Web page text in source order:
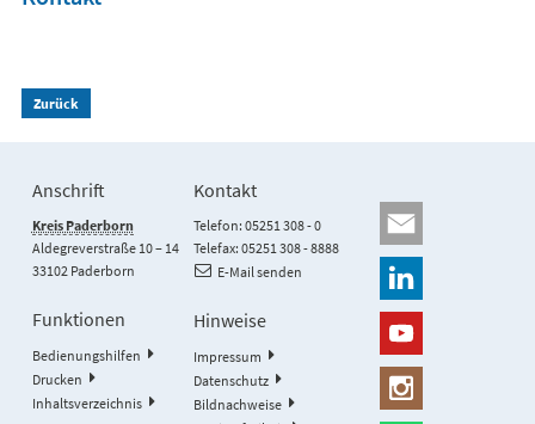
Zurück
Anschrift
Kreis Paderborn
Aldegreverstraße 10 – 14
33102 Paderborn
Kontakt
Telefon: 05251 308 - 0
Telefax: 05251 308 - 8888
E-Mail senden
Funktionen
Bedienungshilfen
Drucken
Inhaltsverzeichnis
Hinweise
Impressum
Datenschutz
Bildnachweise